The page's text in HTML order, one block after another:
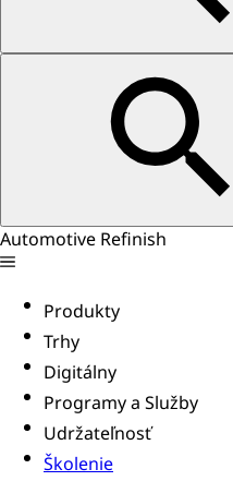
Automotive Refinish
Produkty
Trhy
Digitálny
Programy a Služby
Udržateľnosť
Školenie